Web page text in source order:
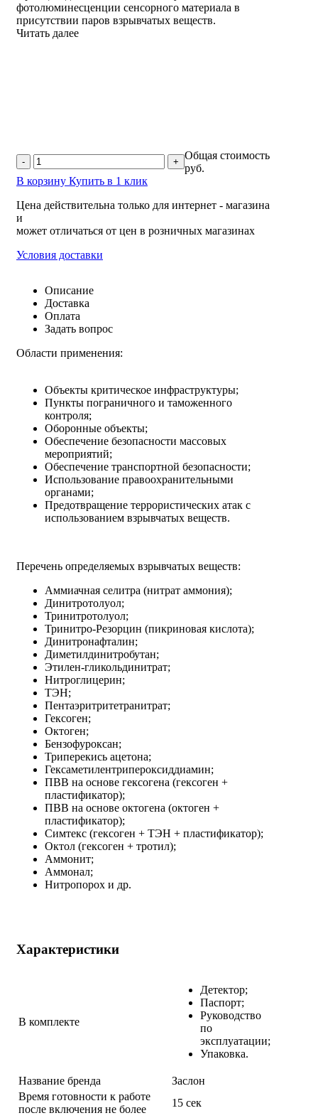
фотолюминесценции сенсорного материала в
присутствии паров взрывчатых веществ.
Читать далее
- +
Общая стоимость
руб.
В корзину Купить в 1 клик
Цена действительна только для интернет - магазина
и
может отличаться от цен в розничных магазинах
Условия доставки
Описание
Доставка
Оплата
Задать вопрос
Области применения:
Объекты критическое инфраструктуры;
Пункты пограничного и таможенного
контроля;
Оборонные объекты;
Обеспечение безопасности массовых
мероприятий;
Обеспечение транспортной безопасности;
Использование правоохранительными
органами;
Предотвращение террористических атак с
использованием взрывчатых веществ.
Перечень определяемых взрывчатых веществ:
Аммиачная селитра (нитрат аммония);
Динитротолуол;
Тринитротолуол;
Тринитро-Резорцин (пикриновая кислота);
Динитронафталин;
Диметилдинитробутан;
Этилен-гликольдинитрат;
Нитроглицерин;
ТЭН;
Пентаэритритетранитрат;
Гексоген;
Октоген;
Бензофуроксан;
Триперекись ацетона;
Гексаметилентрипероксиддиамин;
ПВВ на основе гексогена (гексоген +
пластификатор);
ПВВ на основе октогена (октоген +
пластификатор);
Симтекс (гексоген + ТЭН + пластификатор);
Октол (гексоген + тротил);
Аммонит;
Аммонал;
Нитропорох и др.
Характеристики
В комплекте
Детектор;
Паспорт;
Руководство
по
эксплуатации;
Упаковка.
Название бренда
Заслон
Время готовности к работе
после включения не более
15 сек